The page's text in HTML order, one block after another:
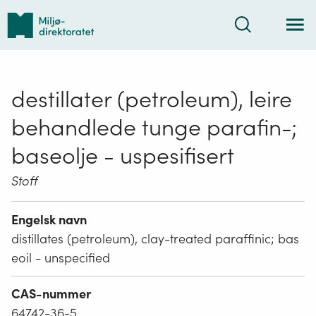
Tilbake
forsiden
Søk
destillater (petroleum), leire
behandlede tunge parafin-;
baseolje - uspesifisert
Stoff
Engelsk navn
distillates (petroleum), clay-treated paraffinic; bas
eoil - unspecified
CAS-nummer